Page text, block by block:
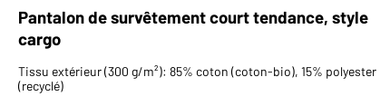
Pantalon de survêtement court tendance, style
cargo
Tissu extérieur (300 g/m²): 85% coton (coton-bio), 15% polyester
(recyclé)